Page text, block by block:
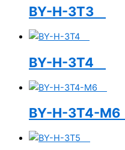
BY-H-3T3
BY-H-3T4
BY-H-3T4-M6